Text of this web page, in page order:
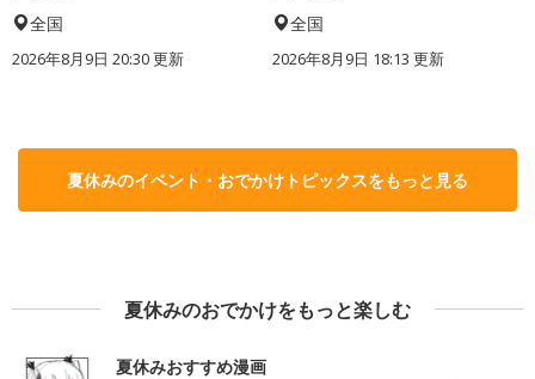
全国
2026年8月9日 20:30更新
全国
2026年8月9日 18:13 更新
夏休みのイベント・おでかけトピックスをもっと見る
夏休みのおでかけをもっと楽しむ
夏休みおすすめ漫画